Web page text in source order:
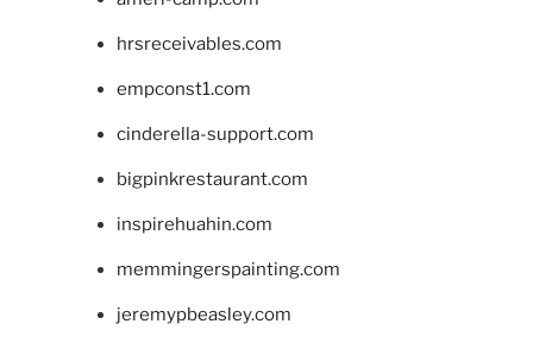
hrsreceivables.com
empconst1.com
cinderella-support.com
bigpinkrestaurant.com
inspirehuahin.com
memmingerspainting.com
jeremypbeasley.com